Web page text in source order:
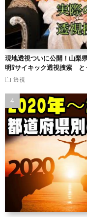
現地透視ついに公開！山梨
明⁉︎サイキック透視捜索 と
透視